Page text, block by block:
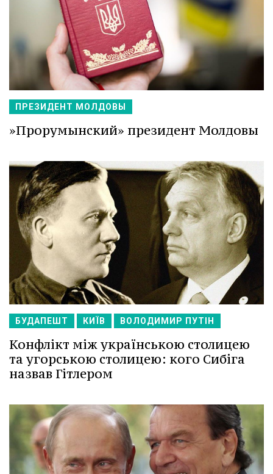
ПРЕЗИДЕНТ МОЛДОВЫ
»Прорумынский» президент Молдовы
БУДАПЕШТ КИЇВ ВОЛОДИМИР ПУТІН
Конфлікт між українською столицею
та угорською столицею: кого Сибіга
назвав Гітлером